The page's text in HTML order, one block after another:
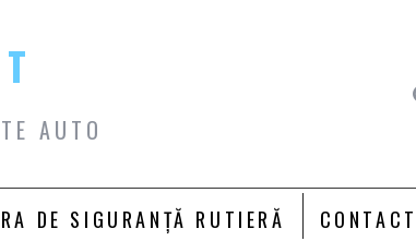
AUTO
DE SIGURANȚĂ RUTIERĂ CONTACT